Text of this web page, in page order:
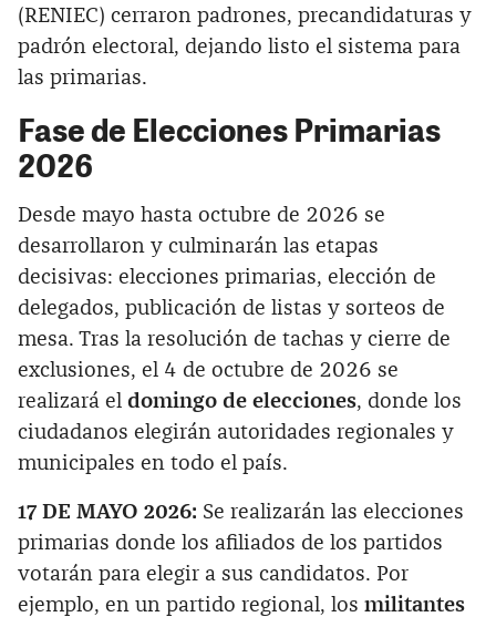
(RENIEC) cerraron padrones, precandidaturas y
padrón electoral, dejando listo el sistema para
las primarias.
Fase de Elecciones Primarias
2026
Desde mayo hasta octubre de 2026 se
desarrollaron y culminarán las etapas
decisivas: elecciones primarias, elección de
delegados, publicación de listas y sorteos de
mesa. Tras la resolución de tachas y cierre de
exclusiones, el 4 de octubre de 2026 se
realizará el domingo de elecciones, donde los
ciudadanos elegirán autoridades regionales y
municipales en todo el país.
17 DE MAYO 2026: Se realizarán las elecciones
primarias donde los afiliados de los partidos
votarán para elegir a sus candidatos. Por
ejemplo, en un partido regional, los militantes